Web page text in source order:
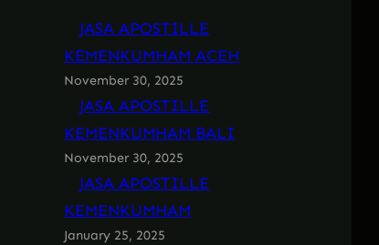
JASA APOSTILLE
KEMENKUMHAM ACEH
November 30, 2025
JASA APOSTILLE
KEMENKUMHAM BALI
November 30, 2025
JASA APOSTILLE
KEMENKUMHAM
January 25, 2025